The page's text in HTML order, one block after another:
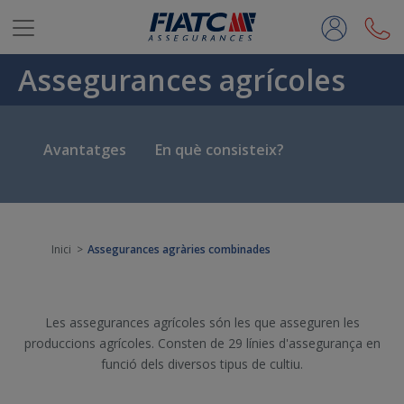
Salta al contingut principal
Assegurances agrícoles
Avantatges En què consisteix?
Inici Assegurances agràries combinades
Les assegurances agrícoles són les que asseguren les
produccions agrícoles. Consten de 29 línies d'assegurança en
funció dels diversos tipus de cultiu.